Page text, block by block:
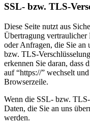
SSL- bzw. TLS-
Diese Seite nutzt aus
Übertragung
oder Anfragen, die Sie an
bzw. TLS-
erkennen Sie daran, dass
auf “https://” wechselt
Browserzeile.
Wenn die SSL- bzw.
Daten, die Sie an uns
werden.